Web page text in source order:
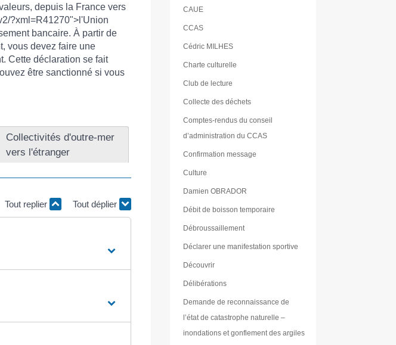
depuis la France vers
?xml=R41270">l'Union
bancaire. À partir de
vous devez faire une
Cette déclaration se fait
être sanctionné si vous
Collectivités d'outre-mer
vers l'étranger
Tout replier Tout déplier
CAUE
CCAS
Cédric MILHES
Charte culturelle
Club de lecture
Collecte des déchets
Comptes-rendus du conseil
d’administration du CCAS
Confirmation message
Culture
Damien OBRADOR
Débit de boisson temporaire
Débroussaillement
Déclarer une manifestation sportive
Découvrir
Délibérations
Demande de reconnaissance de
l’état de catastrophe naturelle –
inondations et gonflement des argiles